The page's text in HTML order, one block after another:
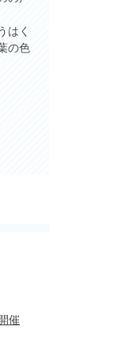
はく
の色
催